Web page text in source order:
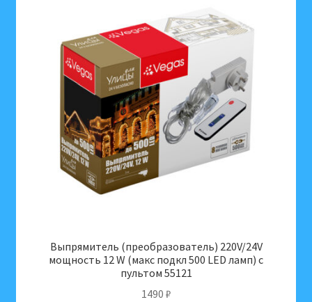
Выпрямитель (преобразователь) 220V/24V
мощность 12 W (макс подкл 500 LED ламп) с
пультом 55121
1490 ₽